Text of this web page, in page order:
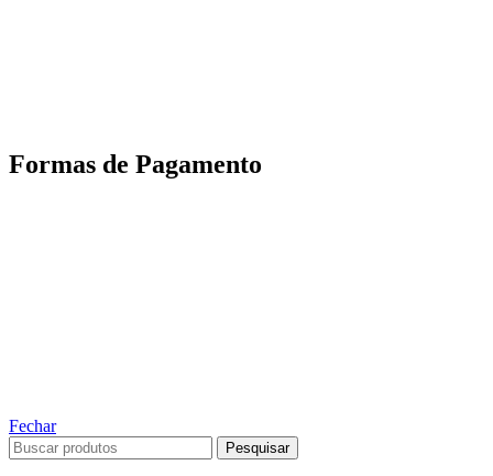
Formas de Pagamento
Fechar
Pesquisar